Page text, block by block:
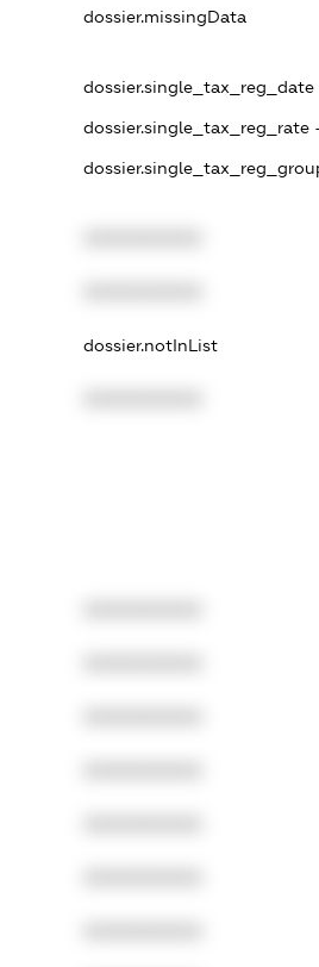
dossier.missingData
dossier.single_tax_reg_date
dossier.single_tax_reg_rate
dossier.notInList